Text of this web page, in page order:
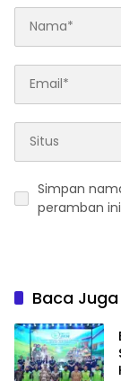
Simpan
peramban
Baca Juga